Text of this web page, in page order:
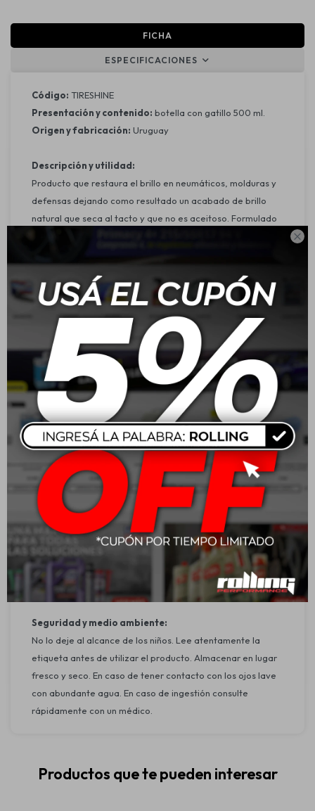

FICHA
ESPECIFICACIONES
Código: TIRESHINE
Presentación y contenido: botella con gatillo 500 ml.
Origen y fabricación: Uruguay
Descripción y utilidad:
Producto que restaura el brillo en neumáticos, molduras y
defensas dejando como resultado un acabado de brillo
natural que seca al tacto y que no es aceitoso. Formulado
las partes exteriores de plástico y goma previniendo la
formación de grietas y al decoloración.
Características:
Protege la superficie del desgaste.
Brillo duradero.
Fácil aplicación.
Aplicación:
Vehículos en general.
Aplicar directamente el producto sobre las gomas y
plásticos asegurándote previamente que estén limpios y
secos.
Esparcir el restaurador con un paño o aplicador de espuma
adecuado.
Luego de aplicado el producto si desea obtener un mayor
nivel de brillo espere unos minutos y vuelva a aplicar otra
capa. Repetir hasta alcanzar el resultado esperado.
Seguridad y medio ambiente:
No lo deje al alcance de los niños. Lee atentamente la
etiqueta antes de utilizar el producto. Almacenar en lugar
fresco y seco. En caso de tener contacto con los ojos lave
con abundante agua. En caso de ingestión consulte
rápidamente con un médico.
Productos que te pueden interesar